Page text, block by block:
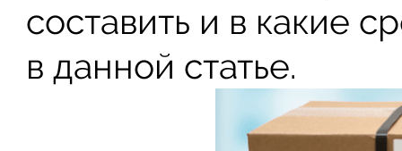
составить и в какие
в данной статье.